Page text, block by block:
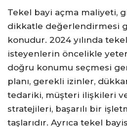
Tekel bayi açma maliyeti,
dikkatle değerlendirmesi
konudur. 2024 yılında
isteyenlerin öncelikle
doğru konumu seçmesi
planı, gerekli izinler,
tedariki, müşteri ilişkileri
stratejileri, başarılı bir
taşlarıdır. Ayrıca tekel